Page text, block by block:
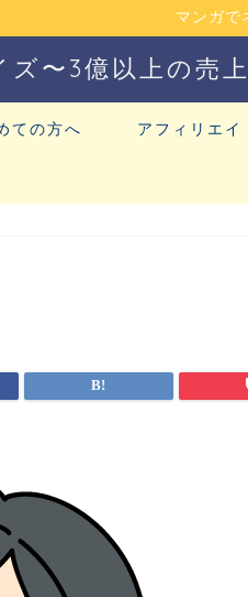
マンガで
〜3億以上の売
ての方へ アフィリエイ